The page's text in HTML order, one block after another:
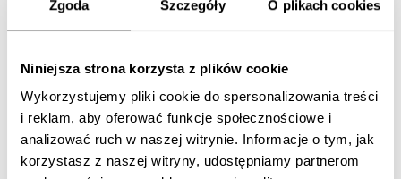
Zgoda Szczegóły O plikach cookies
Niniejsza strona korzysta z plików cookie
Wykorzystujemy pliki cookie do spersonalizowania treści
i reklam, aby oferować funkcje społecznościowe i
analizować ruch w naszej witrynie. Informacje o tym, jak
korzystasz z naszej witryny, udostępniamy partnerom
Zakupy na wielu ekranach — nadal
rośnie rola mobile
Raport potwierdza też, że konsumenci nie robią zakupów na